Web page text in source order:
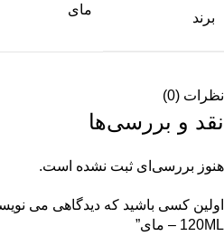
برند
مای
نظرات (0)
نقد و بررسی‌ها
هنوز بررسی‌ای ثبت نشده است.
اولین کسی باشید که دیدگاهی می
120ML – مای”